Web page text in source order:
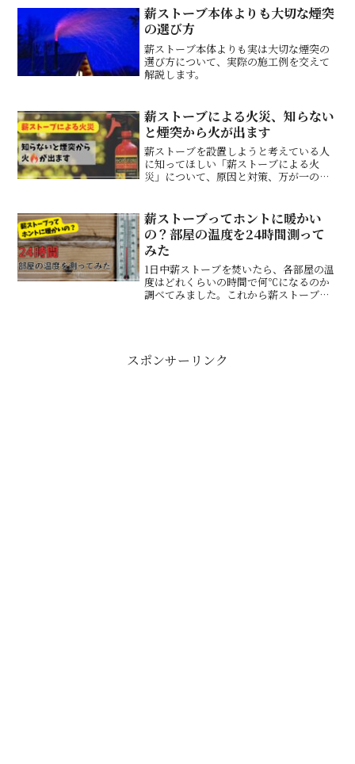
薪ストーブ本体よりも大切な煙突
の選び方
薪ストーブ本体よりも実は大切な煙突の
選び方について、実際の施工例を交えて
解説します。
薪ストーブによる火災、知らない
と煙突から火が出ます
薪ストーブを設置しようと考えている人
に知ってほしい「薪ストーブによる火
災」について、原因と対策、万が一の為
薪ストーブってホントに暖かい
の？部屋の温度を24時間測って
みた
1日中薪ストーブを焚いたら、各部屋の温
度はどれくらいの時間で何℃になるのか
調べてみました。これから薪ストーブを
スポンサーリンク